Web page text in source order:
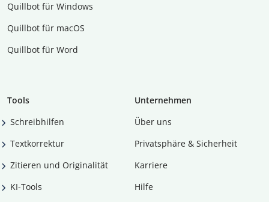
Quillbot für Windows
Quillbot für macOS
Quillbot für Word
Tools
Schreibhilfen
Textkorrektur
Zitieren und Originalität
KI-Tools
Unternehmen
Über uns
Privatsphäre & Sicherheit
Karriere
Hilfe